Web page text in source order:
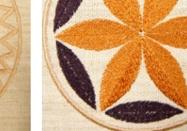
16,00€
AÑADIR AL CARRITO